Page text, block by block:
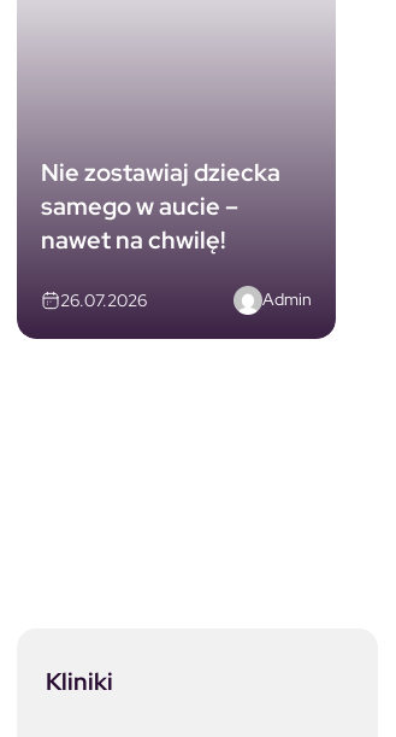
Nie zostawiaj dziecka
samego w aucie –
nawet na chwilę!
26.07.2026 Admin
Kliniki